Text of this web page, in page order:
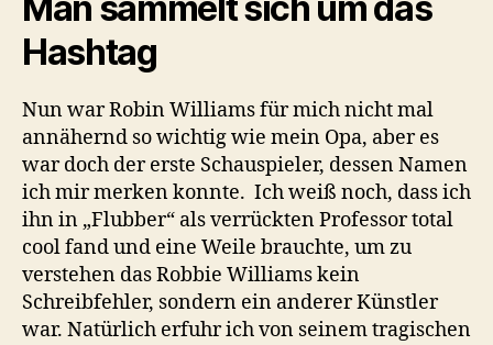
Hashtag
Nun war Robin Williams für mich nicht mal
annähernd so wichtig wie mein Opa, aber es
war doch der erste Schauspieler, dessen Namen
ich mir merken konnte. Ich weiß noch, dass ich
ihn in „Flubber“ als verrückten Professor total
cool fand und eine Weile brauchte, um zu
verstehen das Robbie Williams kein
Schreibfehler, sondern ein anderer Künstler
war. Natürlich erfuhr ich von seinem tragischen